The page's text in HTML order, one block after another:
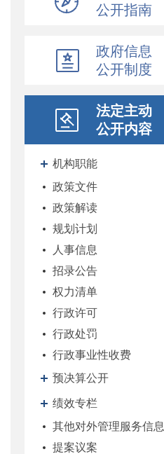
公开指南
政府信息
公开制度
法定主动
公开内容
机构职能
政策文件
政策解读
规划计划
人事信息
招录公告
权力清单
行政许可
行政处罚
行政事业性收费
预决算公开
绩效专栏
其他对外管理服务信息
提案议案